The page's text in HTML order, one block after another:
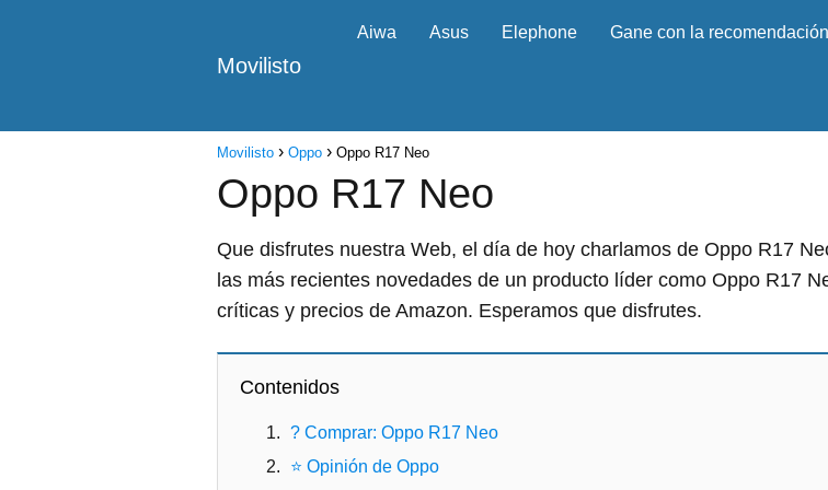
Movilisto
Aiwa Asus Elephone Gane con la
Movilisto Oppo Oppo R17 Neo
Oppo R17 Neo
Que disfrutes nuestra Web, el día de hoy charlamos de Oppo R17
las más recientes novedades de un producto líder como Oppo R17
críticas y precios de Amazon. Esperamos que disfrutes.
Contenidos
? Comprar: Oppo R17 Neo
⭐ Opinión de Oppo